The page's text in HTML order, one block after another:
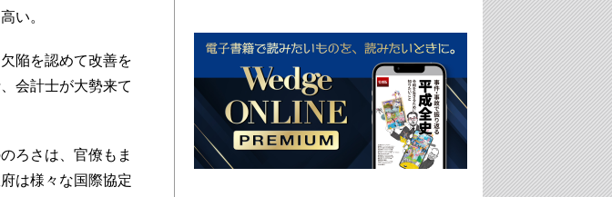
い。
陥を認めて改善を
会計士が大勢来て
ろさは、官僚もま
は様々な国際協定